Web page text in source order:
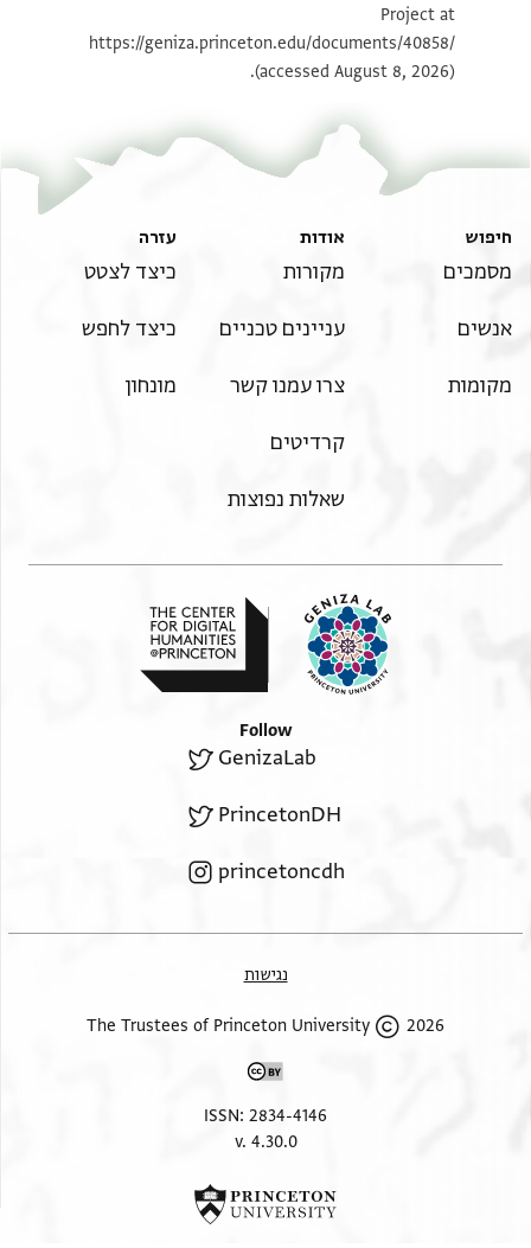
תנאי היתר שימוש בתצלום
Project at
https://geniza.princeton.edu/documents/40858/
(accessed August 8, 2026).
חיפוש
מסמכים
אנשים
מקומות
אודות
מקורות
עניינים טכניים
צרו עמנו קשר
קרדיטים
שאלות נפוצות
עזרה
כיצד לצטט
כיצד לחפש
מונחון
Follow
GenizaLab
PrincetonDH
princetoncdh
נגישות
2026 The Trustees of Princeton University
ISSN: 2834-4146
v. 4.30.0